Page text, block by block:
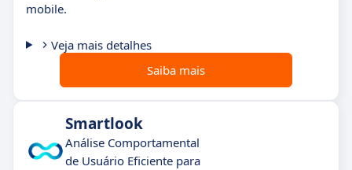
mobile.
Veja mais detalhes
Saiba mais
Smartlook
Análise Comportamental
de Usuário Eficiente para